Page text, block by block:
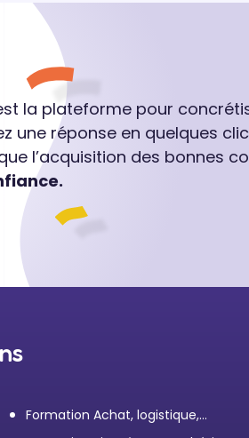
la plateforme pour
une réponse en quelques
l’acquisition des bonnes
Formation Achat, logistique,
transport